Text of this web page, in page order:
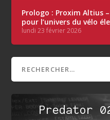
Prologo : Proxim Altius
pour l’univers du vélo
lundi 23 février 2026